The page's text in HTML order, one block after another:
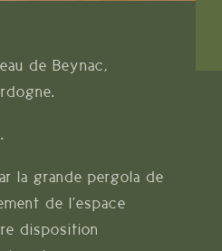
de Beynac,
la grande pergola de
de l’espace
disposition